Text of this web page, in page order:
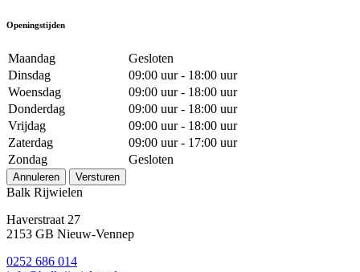
Openingstijden
Maandag
Gesloten
Dinsdag
09:00 uur - 18:00 uur
Woensdag
09:00 uur - 18:00 uur
Donderdag
09:00 uur - 18:00 uur
Vrijdag
09:00 uur - 18:00 uur
Zaterdag
09:00 uur - 17:00 uur
Zondag
Gesloten
Annuleren Versturen
Balk Rijwielen
Haverstraat 27
2153 GB Nieuw-Vennep
0252 686 014